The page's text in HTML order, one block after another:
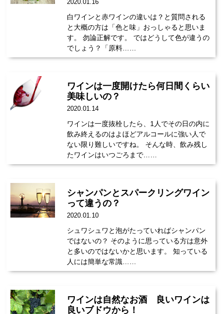
2020.01.16
白ワインと赤ワインの違いは？と質問される
と大概の方は「色と味」おっしゃると思いま
す。 勿論正解です。 ではどうして色が違うの
でしょう？「原料……
ワインは一度開けたら何日間くらい
美味しいの？
2020.01.14
ワインは一度抜栓したら、1人でその日の内に
飲み終えるのはよほどアルコールに強い人で
ない限り難しいですね。 そんな時、飲み残し
たワインはいつごろまで……
シャンパンとスパークリングワイン
って違うの？
2020.01.10
シュワシュワと泡がたっていればシャンパン
ではないの？ そのように思っている方は意外
と多いのではないかと思います。 知っている
人には簡単な常識……
ワインは自然なお酒 良いワインは
良いブドウから！